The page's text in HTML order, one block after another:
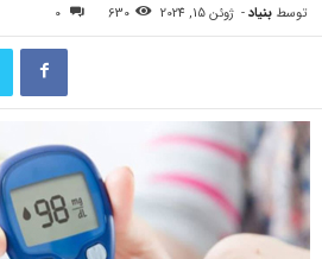
توسط بنیاد- ژوئن 15, 2024 630
0